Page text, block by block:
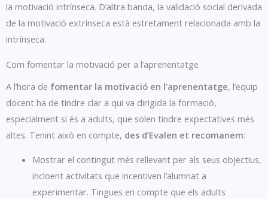
la motivació intrínseca. D’altra banda, la validació social derivada
de la motivació extrínseca està estretament relacionada amb la
intrínseca.
Com fomentar la motivació per a l’aprenentatge
A l’hora de fomentar la motivació en l’aprenentatge, l’equip
docent ha de tindre clar a qui va dirigida la formació,
especialment si és a adults, que solen tindre expectatives més
altes. Tenint això en compte, des d’Evalen et recomanem:
Mostrar el contingut més rellevant per als seus objectius,
incloent activitats que incentiven l’alumnat a
experimentar. Tingues en compte que els adults